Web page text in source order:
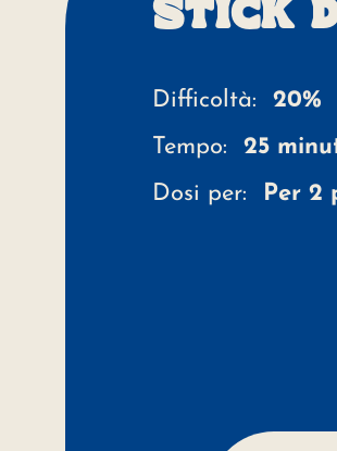
STICK
Difficoltà:
20%
Tempo:
25
Dosi per:
Per 2